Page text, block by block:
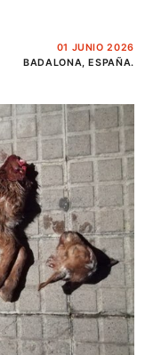
01 JUNIO 2026
BADALONA, ESPAÑA.